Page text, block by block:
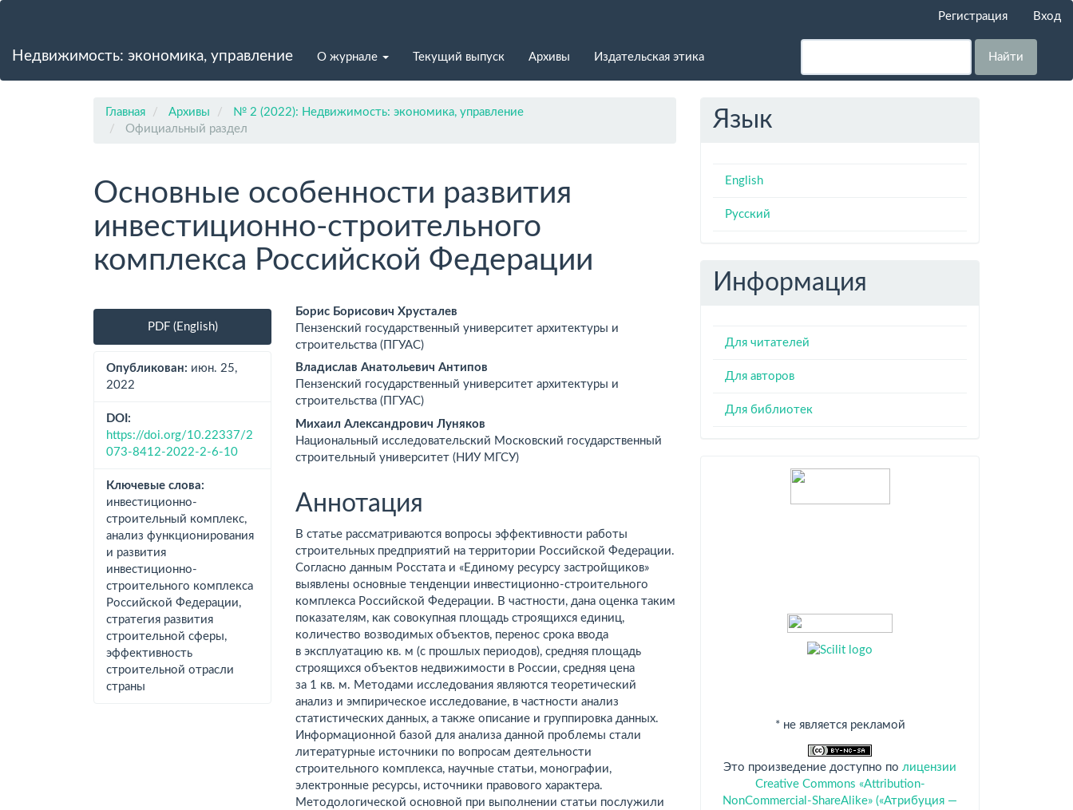
Основное
Регистрация Вход
Недвижимость: экономика, управление О журнале Текущий выпуск Архивы Издательская этика Найти
Главная Архивы
№ 2 (2022): Недвижимость: экономика, управление
Официальный раздел
Основные особенности развития
инвестиционно-строительного
комплекса Российской Федерации
Боковая
панель
статьи
PDF (English)
Опубликован: июн. 25,
2022
DOI:
https://doi.org/10.22337/2
073-8412-2022-2-6-10
Ключевые слова:
инвестиционно-
строительный комплекс,
анализ функционирования
и развития
инвестиционно-
строительного комплекса
Российской Федерации,
стратегия развития
строительной сферы,
эффективность
строительной отрасли
страны
Основное
содержимое
статьи
Борис Борисович Хрусталев
Пензенский государственный университет архитектуры и
строительства (ПГУАС)
Владислав Анатольевич Антипов
Пензенский государственный университет архитектуры и
строительства (ПГУАС)
Михаил Александрович Луняков
Национальный исследовательский Московский государственный
строительный университет (НИУ МГСУ)
Аннотация
В статье рассматриваются вопросы эффективности работы
строительных предприятий на территории Российской Федерации.
Согласно данным Росстата и «Единому ресурсу застройщиков»
выявлены основные тенденции инвестиционно-строительного
комплекса Российской Федерации. В частности, дана оценка таким
показателям, как совокупная площадь строящихся единиц,
количество возводимых объектов, перенос срока ввода
в эксплуатацию кв. м (с прошлых периодов), средняя площадь
строящихся объектов недвижимости в России, средняя цена
за 1 кв. м. Методами исследования являются теоретический
анализ и эмпирическое исследование, в частности анализ
статистических данных, а также описание и группировка данных.
Информационной базой для анализа данной проблемы стали
литературные источники по вопросам деятельности
строительного комплекса, научные статьи, монографии,
электронные ресурсы, источники правового характера.
Методологической основной при выполнении статьи послужили
Язык
English
Русский
Информация
Для читателей
Для авторов
Для библиотек
Индексация
* не является рекламой
Это произведение доступно по лицензии
Creative Commons «Attribution-
NonCommercial-ShareAlike» («Атрибуция —